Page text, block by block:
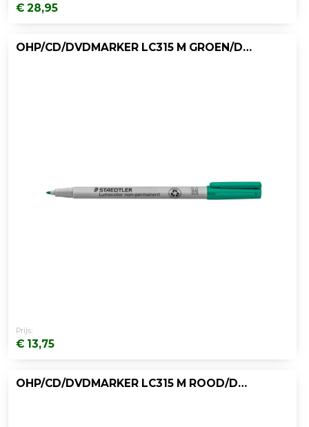
€ 28,95
OHP/CD/DVDMARKER LC315 M GROEN/DOOS 10
Prijs:
€ 13,75
OHP/CD/DVDMARKER LC315 M ROOD/DOOS 10